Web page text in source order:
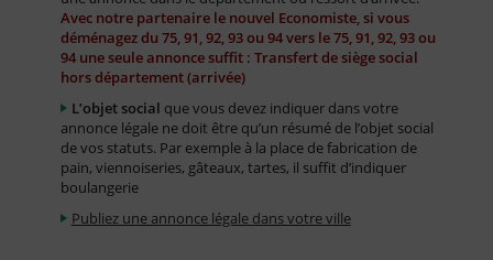
Avec notre partenaire le nouvel Economiste, si vous
déménagez du 75, 91, 92, 93 ou 94 vers le 75, 91, 92, 93 ou
94 une seule annonce suffit : Transfert de siège social
hors département (arrivée)
L’objet social que vous devez indiquer dans votre
annonce légale ne doit être qu’un résumé de l’objet social
de vos statuts. Par exemple à la place de fabrication de
pain, viennoiseries, gâteaux, tartes, il suffit d’indiquer
boulangerie
Publiez une annonce légale dans votre ville